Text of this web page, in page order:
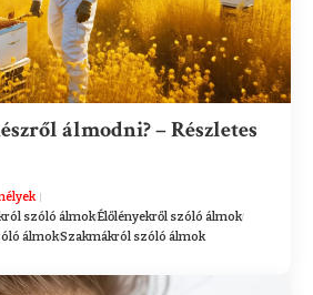
álmodni? – Részletes
szóló álmokÉlőlényekről szóló álmok
álmokSzakmákról szóló álmok